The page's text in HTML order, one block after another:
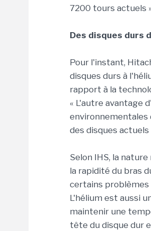
7200 tours actuels
Des disques durs
Pour l'instant,
disques durs à
rapport à la
« L'autre avantage
environnementales
des disques
Selon IHS, la
la rapidité du bras
certains problèmes
L'hélium est aussi
maintenir une
tête du disque dur